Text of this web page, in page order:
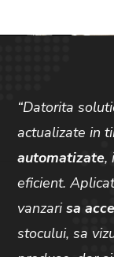
“Datorita
actualizate in
automatizate,
eficient.
vanzarisa
stocului, sa